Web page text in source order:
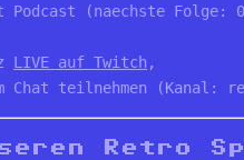
Podcast (naechste Folge:
LIVE auf Twitch ,
Chat teilnehmen (Kanal:
Retro